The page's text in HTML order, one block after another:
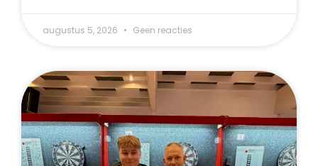
augustus 5, 2026 Geen reacties